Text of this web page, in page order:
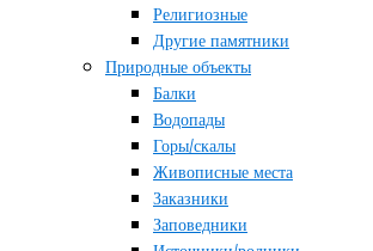
Религиозные
Другие памятники
Природные объекты
Балки
Водопады
Горы/скалы
Живописные места
Заказники
Заповедники